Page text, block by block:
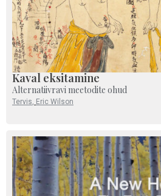
Kaval eksitamine
Alternatiivravi meetodite ohud
Tervis Eric Wilson